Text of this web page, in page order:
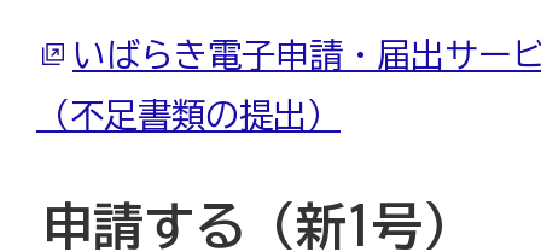
いばらき電子申請・届出サー
（不足書類の提出）
申請する（新1号）